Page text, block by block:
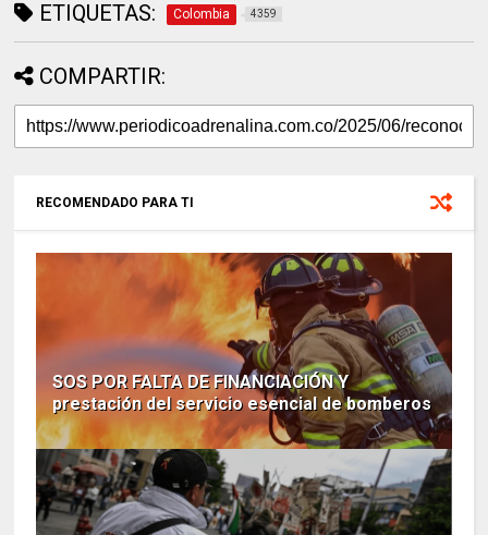
ETIQUETAS: Colombia 4359
COMPARTIR:
RECOMENDADO PARA TI
SOS POR FALTA DE FINANCIACIÓN Y
prestación del servicio esencial de bomberos